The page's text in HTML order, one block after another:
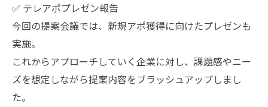
✅ テレアポプレゼン報告
今回の提案会議では、新規アポ獲得に向けたプレゼンも
実施。
これからアプローチしていく企業に対し、課題感やニー
ズを想定しながら提案内容をブラッシュアップしまし
た。